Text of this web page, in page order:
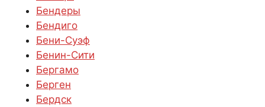
Бендеры
Бендиго
Бени-Суэф
Бенин-Сити
Бергамо
Берген
Бердск